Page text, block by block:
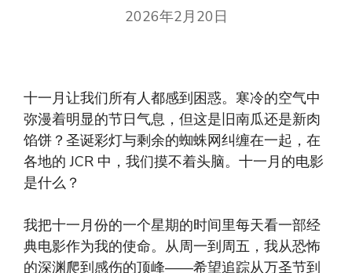
2026年2月20日
十一月让我们所有人都感到困惑。寒冷的空气中
弥漫着明显的节日气息，但这是旧南瓜还是新肉
馅饼？圣诞彩灯与剩余的蜘蛛网纠缠在一起，在
各地的 JCR 中，我们摸不着头脑。十一月的电影
是什么？
我把十一月份的一个星期的时间里每天看一部经
典电影作为我的使命。从周一到周五，我从恐怖
的深渊爬到感伤的顶峰——希望追踪从万圣节到